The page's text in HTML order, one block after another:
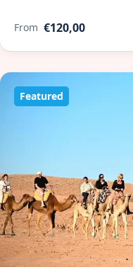
From €120,00
Featured